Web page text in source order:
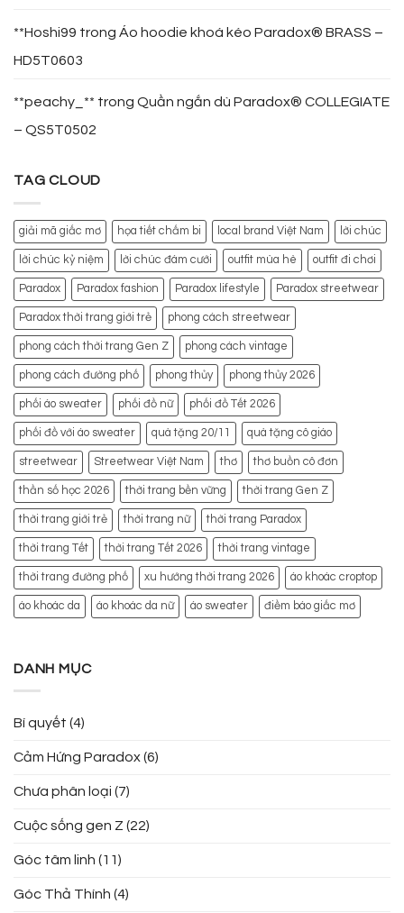
**Hoshi99 trong Áo hoodie khoá kéo Paradox® BRASS –
HD5T0603
**peachy_** trong Quần ngắn dù Paradox® COLLEGIATE
– QS5T0502
TAG CLOUD
giải mã giấc mơ họa tiết chấm bi local brand Việt Nam lời chúc
lời chúc kỷ niệm lời chúc đám cưới outfit mùa hè outfit đi chơi
Paradox Paradox fashion Paradox lifestyle Paradox streetwear
Paradox thời trang giới trẻ phong cách streetwear
phong cách thời trang Gen Z phong cách vintage
phong cách đường phố phong thủy phong thủy 2026
phối áo sweater phối đồ nữ phối đồ Tết 2026
phối đồ với áo sweater quà tặng 20/11 quà tặng cô giáo
streetwear Streetwear Việt Nam thơ thơ buồn cô đơn
thần số học 2026 thời trang bền vững thời trang Gen Z
thời trang giới trẻ thời trang nữ thời trang Paradox
thời trang Tết thời trang Tết 2026 thời trang vintage
thời trang đường phố xu hướng thời trang 2026 áo khoác croptop
áo khoác da áo khoác da nữ áo sweater điềm báo giấc mơ
DANH MỤC
Bí quyết (4)
Cảm Hứng Paradox(6)
Chưa phân loại (7)
Cuộc sống gen Z (22)
Góc tâm linh (11)
Góc Thả Thính (4)